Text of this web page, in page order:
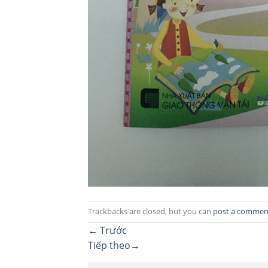
Trackbacks are closed, but you can post a
← Trước
Tiếp theo→